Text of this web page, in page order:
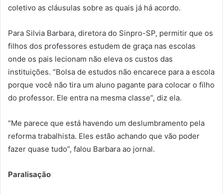
coletivo as cláusulas sobre as quais já há acordo.
Para Silvia Barbara, diretora do Sinpro-SP, permitir que os
filhos dos professores estudem de graça nas escolas
onde os pais lecionam não eleva os custos das
instituições. “Bolsa de estudos não encarece para a escola
porque você não tira um aluno pagante para colocar o filho
do professor. Ele entra na mesma classe”, diz ela.
“Me parece que está havendo um deslumbramento pela
reforma trabalhista. Eles estão achando que vão poder
fazer quase tudo”, falou Barbara ao jornal.
Paralisação